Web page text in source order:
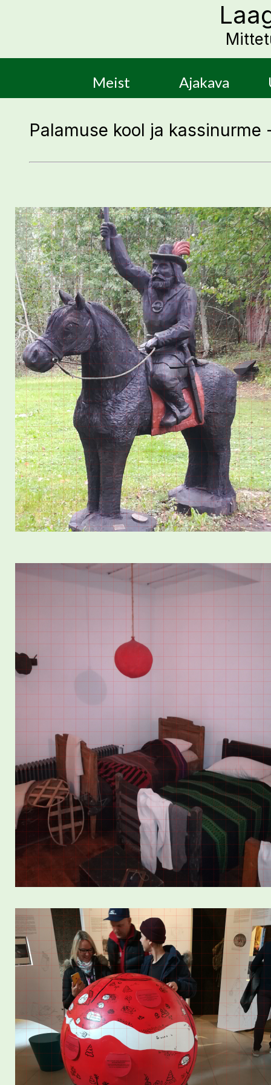
Meist Ajakava
Palamuse kool ja